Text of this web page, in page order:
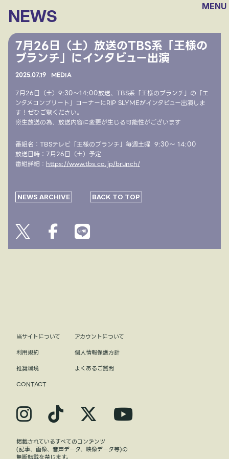
MENU
NEWS
7月26日（土）放送のTBS系「王様の
ブランチ」にインタビュー出演
2025.07.19 MEDIA
7月26日（土）9:30～14:00放送、TBS系「王様のブランチ」の「エ
ンタメコンプリート」コーナーにRIP SLYMEがインタビュー出演しま
す！ぜひご覧ください。
※生放送の為、放送内容に変更が生じる可能性がございます
番組名：TBSテレビ「王様のブランチ」毎週土曜 9:30～ 14:00
放送日時：7月26日（土）予定
番組詳細： https://www.tbs.co.jp/brunch/
NEWS ARCHIVE BACK TO TOP
当サイトについて
アカウントについて
利用規約
個人情報保護方針
推奨環境
よくあるご質問
CONTACT
掲載されているすべてのコンテンツ
(記事、画像、音声データ、映像データ等)の
無断転載を禁じます。